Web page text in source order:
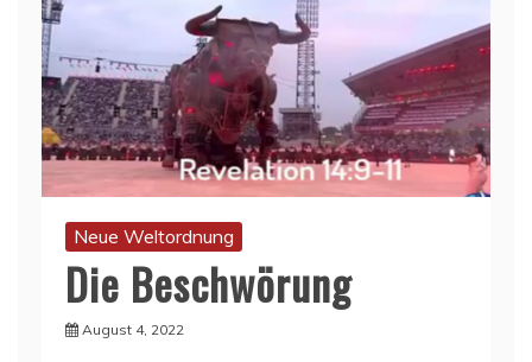
Neue Weltordnung
Die Beschwörung
August 4, 2022